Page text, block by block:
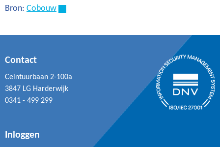
Bron: Cobouw
Contact
Ceintuurbaan 2-100a
3847 LG Harderwijk
0341 - 499 299
Inloggen